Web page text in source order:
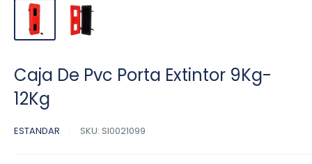
Caja De Pvc Porta Extintor 9Kg-
12Kg
ESTANDAR SKU: SI0021099